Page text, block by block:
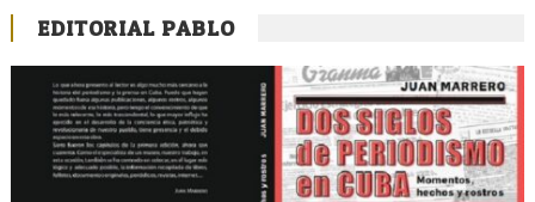
EDITORIAL PABLO